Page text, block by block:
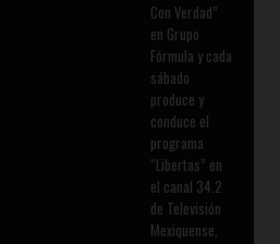
Con Verdad”
en Grupo
Fórmula y cada
sábado
produce y
conduce el
programa
“Libertas” en
el canal 34.2
de Televisión
Mexiquense,